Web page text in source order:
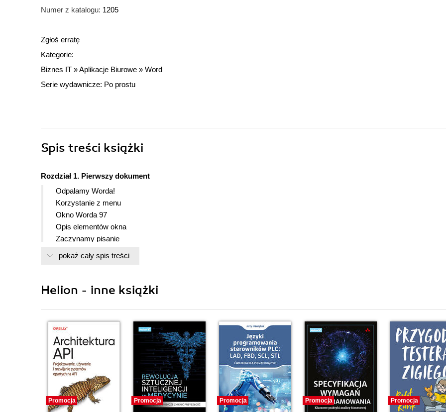
Numer z katalogu: 1205
Zgłoś erratę
Kategorie:
Biznes IT »Aplikacje Biurowe » Word
Serie wydawnicze: Po prostu
Spis treści książki
Rozdział 1. Pierwszy dokument
Odpalamy Worda!
Korzystanie z menu
Okno Worda 97
Opis elementów okna
Zaczynamy pisanie
Formatujemy dokument
Zapisujemy list na dysku
Zamykamy program
Uzyskiwanie polskich znaków
Obsługa okien dialogowych
Menu Plik
Menu Edycja
Menu Widok
Menu Wstaw
Menu Format
Menu Narzędzia
Menu Tabela
Menu Okno
pokaż cały spis treści
Helion - inne książki
Promocja Promocja Promocja Promocja Promocja